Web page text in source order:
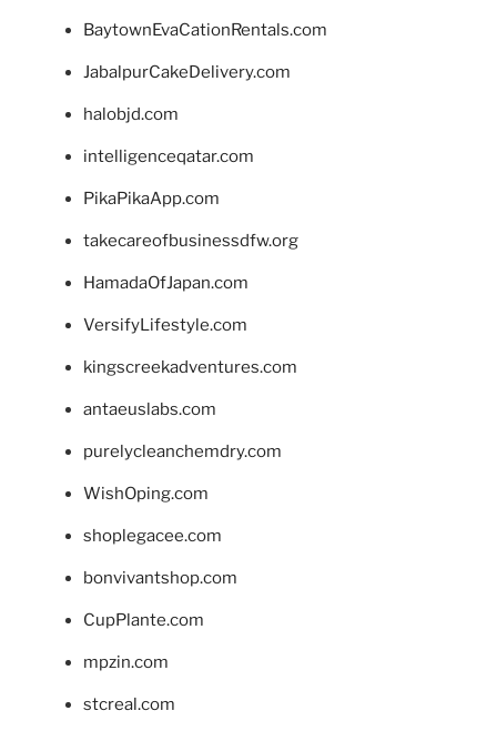
BaytownEvaCationRentals.com
JabalpurCakeDelivery.com
halobjd.com
intelligenceqatar.com
PikaPikaApp.com
takecareofbusinessdfw.org
HamadaOfJapan.com
VersifyLifestyle.com
kingscreekadventures.com
antaeuslabs.com
purelycleanchemdry.com
WishOping.com
shoplegacee.com
bonvivantshop.com
CupPlante.com
mpzin.com
stcreal.com